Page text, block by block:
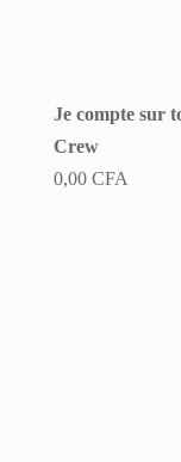
Je compte sur
Crew
0,00 CFA